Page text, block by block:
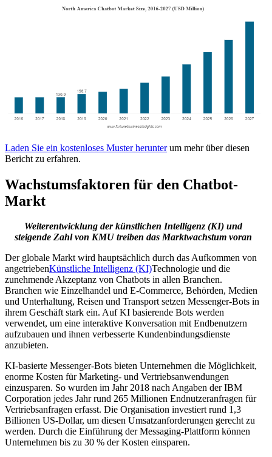
Laden Sie ein kostenloses Muster herunterum mehr über diesen
Bericht zu erfahren.
Wachstumsfaktoren für den Chatbot-
Markt
Weiterentwicklung der künstlichen Intelligenz (KI) und
steigende Zahl von KMU treiben das Marktwachstum voran
Der globale Markt wird hauptsächlich durch das Aufkommen von
angetriebenKünstliche Intelligenz (KI)Technologie und die
zunehmende Akzeptanz von Chatbots in allen Branchen.
Branchen wie Einzelhandel und E-Commerce, Behörden, Medien
und Unterhaltung, Reisen und Transport setzen Messenger-Bots in
ihrem Geschäft stark ein. Auf KI basierende Bots werden
verwendet, um eine interaktive Konversation mit Endbenutzern
aufzubauen und ihnen verbesserte Kundenbindungsdienste
anzubieten.
KI-basierte Messenger-Bots bieten Unternehmen die Möglichkeit,
enorme Kosten für Marketing- und Vertriebsanwendungen
einzusparen. So wurden im Jahr 2018 nach Angaben der IBM
Corporation jedes Jahr rund 265 Millionen Endnutzeranfragen für
Vertriebsanfragen erfasst. Die Organisation investiert rund 1,3
Billionen US-Dollar, um diesen Umsatzanforderungen gerecht zu
werden. Durch die Einführung der Messaging-Plattform können
Unternehmen bis zu 30 % der Kosten einsparen.